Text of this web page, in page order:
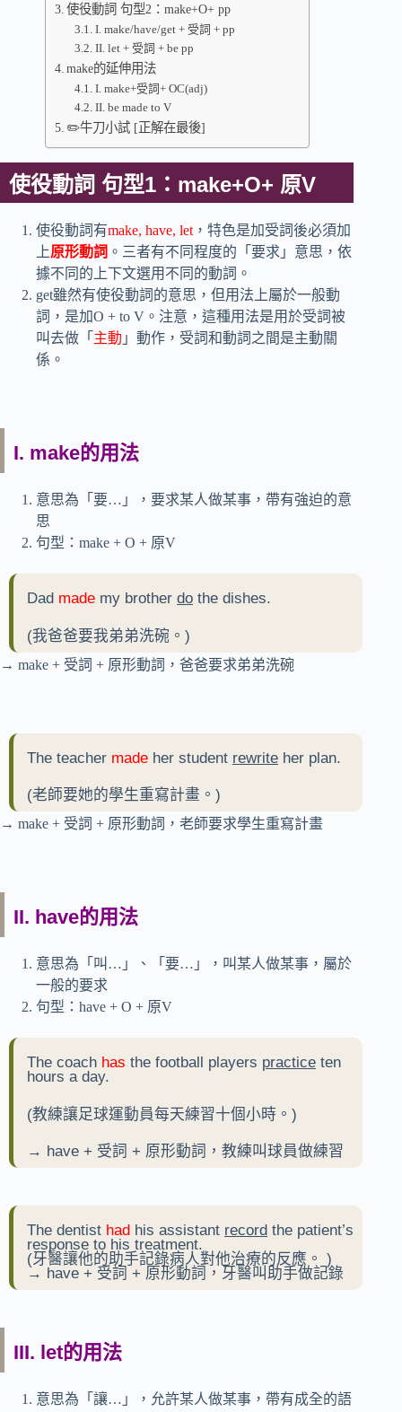
使役動詞 句型2：make+O+ pp
I. make/have/get + 受詞 + pp
II. let + 受詞 + be pp
make的延伸用法
I. make+受詞+ OC(adj)
II. be made to V
✏️牛刀小試 [正解在最後]
使役動詞 句型1：make+O+ 原V
使役動詞有make, have, let ，特色是加受詞後必須加
上原形動詞 。三者有不同程度的「要求」意思，依
據不同的上下文選用不同的動詞。
get雖然有使役動詞的意思，但用法上屬於一般動
詞，是加O + to V。注意，這種用法是用於受詞被
叫去做「 主動 」動作，受詞和動詞之間是主動關
係。
I. make的用法
意思為「要…」，要求某人做某事，帶有強迫的意
思
句型：make + O + 原V
Dad made my brother do the dishes.
(我爸爸要我弟弟洗碗。)
→ make + 受詞 + 原形動詞，爸爸要求弟弟洗碗
The teacher made her student rewrite her plan.
(老師要她的學生重寫計畫。)
→ make + 受詞 + 原形動詞，老師要求學生重寫計畫
II. have的用法
意思為「叫…」、「要…」，叫某人做某事，屬於
一般的要求
句型：have + O + 原V
The coach has the football players practice ten
hours a day.
(教練讓足球運動員每天練習十個小時。)
→ have + 受詞 + 原形動詞，教練叫球員做練習
The dentist had his assistant record the patient’s
response to his treatment.
(牙醫讓他的助手記錄病人對他治療的反應。 )
→ have + 受詞 + 原形動詞，牙醫叫助手做記錄
III. let的用法
意思為「讓…」，允許某人做某事，帶有成全的語